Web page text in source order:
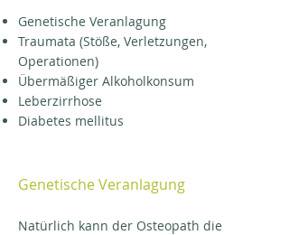
Genetische Veranlagung
Traumata (Stöße, Verletzungen,
Operationen)
Übermäßiger Alkoholkonsum
Leberzirrhose
Diabetes mellitus
Genetische Veranlagung
Natürlich kann der Osteopath die